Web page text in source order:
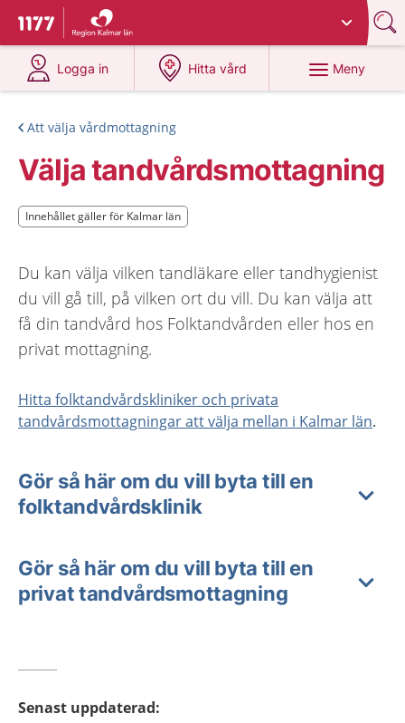
Till startsidan för 1177
Du har valt region
Logga in
på 1177.se
Hitta vård
på 1177.se
Meny
Att välja vårdmottagning
Välja tandvårdsmottagning
Innehållet gäller för Kalmar län
Innehållet gäller för Kalmar län
Du kan välja vilken tandläkare eller tandhygienist
du vill gå till, på vilken ort du vill. Du kan välja att
få din tandvård hos Folktandvården eller hos en
privat mottagning.
Hitta folktandvårdskliniker och privata
tandvårdsmottagningar att välja mellan i Kalmar län.
Gör så här om du vill byta till en
folktandvårdsklinik
Gör så här om du vill byta till en
privat tandvårdsmottagning
Senast uppdaterad: